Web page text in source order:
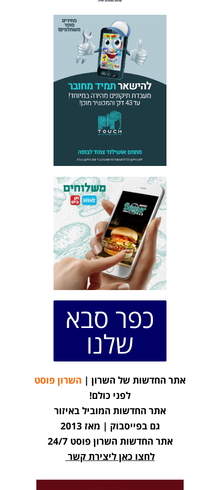
כפר סבא
שלנו
אתר החדשות של השרון | השרון פוסט
לפני כולם!
אתר החדשות המוביל באיזור
גם בפייסבוק | מאז 2013
אתר החדשות השרון פוסט 24/7
לחצו כאן ליצירת קשר